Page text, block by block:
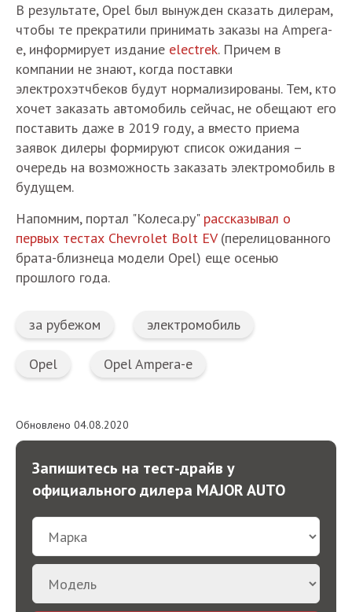
В результате, Opel был вынужден сказать дилерам,
чтобы те прекратили принимать заказы на Ampera-
e, информирует издание electrek. Причем в
компании не знают, когда поставки
электрохэтчбеков будут нормализированы. Тем, кто
хочет заказать автомобиль сейчас, не обещают его
поставить даже в 2019 году, а вместо приема
заявок дилеры формируют список ожидания –
очередь на возможность заказать электромобиль в
будущем.
Напомним, портал "Колеса.ру" рассказывал о
первых тестах Chevrolet Bolt EV(перелицованного
брата-близнеца модели Opel) еще осенью
прошлого года.
за рубежом электромобиль
Opel Opel Ampera-e
Обновлено 04.08.2020
Запишитесь на тест-драйв у
официального дилера MAJOR AUTO